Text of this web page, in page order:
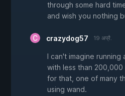
through some hard
and wish you nothing
crazydog57 19 अप्रै.
I can't imagine
with less than
for that, one of many
using wand.